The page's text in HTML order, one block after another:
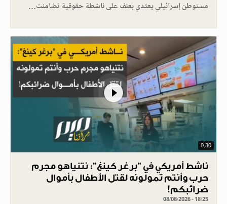
مستوطن إسرائيلي يعتدي بعنف على ناشطة حقوقية تضامنت…
0.30
ناشط أمريكي في "برغر كينغ": نتنياهو مجرم
حرب وأنتم تمولونه لقتل الأطفال بأموال
ضرائبكم!
08/08/2026 - 18:25